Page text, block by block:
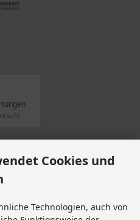
. Die durchgestrichenen Preise
Cookies und
Technologien, auch von